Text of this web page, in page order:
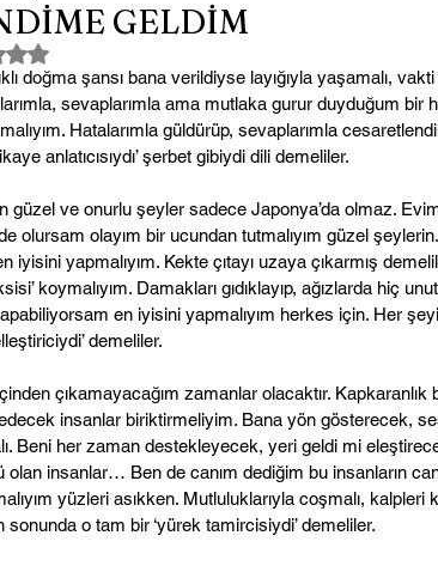
GELDİM
üzerinden NaN yıldız
doğma şansı bana verildiyse layığıyla yaşamalı,
sevaplarımla ama mutlaka gurur duyduğum bir
Hatalarımla güldürüp, sevaplarımla
anlatıcısıydı’ şerbet gibiydi dili demeliler.
güzel ve onurlu şeyler sadece Japonya’da olmaz.
olursam olayım bir ucundan tutmalıyım güzel
iyisini yapmalıyım. Kekte çıtayı uzaya çıkarmış
koymalıyım. Damakları gıdıklayıp, ağızlarda hiç
en iyisini yapmalıyım herkes için. Her
demeliler.
çıkamayacağım zamanlar olacaktır.
insanlar biriktirmeliyim. Bana yön gösterecek,
Beni her zaman destekleyecek, yeri geldi mi
olan insanlar… Ben de canım dediğim bu insanların
yüzleri asıkken. Mutluluklarıyla coşmalı, kalpleri
sonunda o tam bir ‘yürek tamircisiydi’ demeliler.